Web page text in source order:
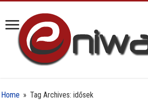
Home » Tag Archives: idősek